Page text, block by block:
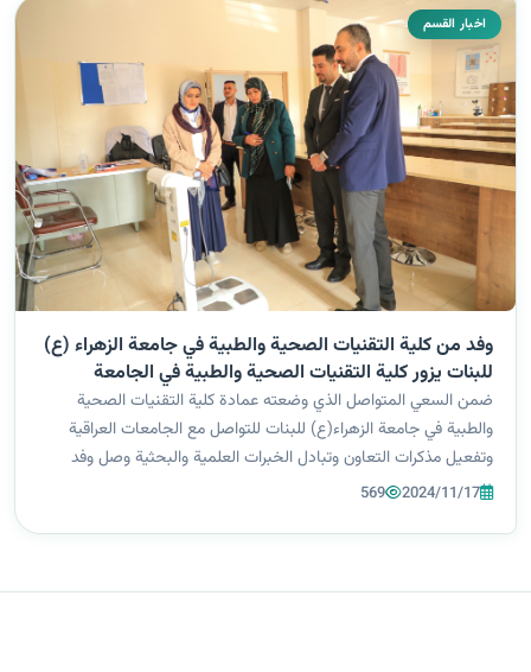
اخبار القسم
وفد من كلية التقنيات الصحية والطبية في جامعة الزهراء (ع)
للبنات يزور كلية التقنيات الصحية والطبية في الجامعة
التقنية الشمالية في كركوك.
ضمن السعي المتواصل الذي وضعته عمادة كلية التقنيات الصحية
والطبية في جامعة الزهراء(ع) للبنات للتواصل مع الجامعات العراقية
وتفعيل مذكرات التعاون وتبادل الخبرات العلمية والبحثية وصل وفد
برئاسة السيدة معاون عميد كلية التقنيات الصحية والطبيةم.د. نادية
2024/11/17
569